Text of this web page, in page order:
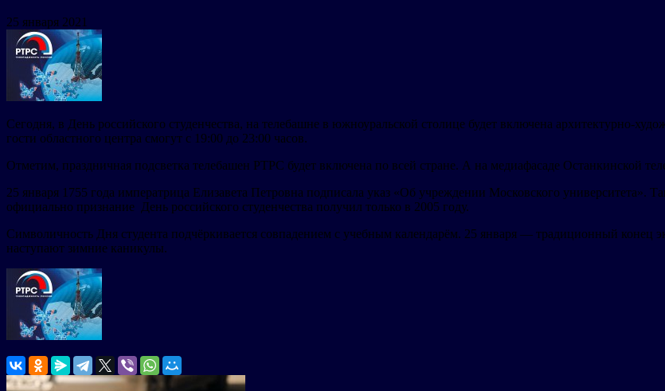
25 января 2021
Сегодня, в День российского студенчества, на телебашне в южноуральской столице будет включена архитектурно-
гости областного центра смогут с 19:00 до 23:00 часов.
Отметим, праздничная подсветка телебашен РТРС будет включена по всей стране. А на медиафасаде Останкинской
25 января 1755 года императрица Елизавета Петровна подписала указ «Об учреждении Московского университета».
официально признание День российского студенчества получил только в 2005 году.
Символичность Дня студента подчёркивается совпадением с учебным календарём. 25 января — традиционный конец
наступают зимние каникулы.